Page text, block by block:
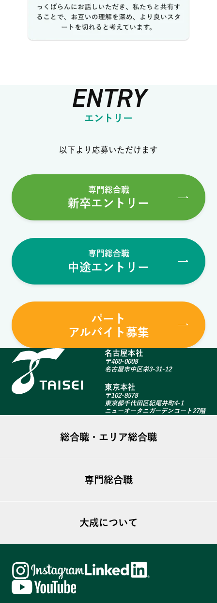
ENTRY
エントリー
以下より応募いただけます
専門総合職
新卒エントリー
専門総合職
中途エントリー
パート
アルバイト募集
名古屋本社
〒460-0008
名古屋市中区栄3-31-12
東京本社
〒102-8578
東京都千代田区紀尾井町4-1
ニューオータニガーデンコート27階
総合職・エリア総合職
募集について
- 不動産営業部
- 企画部広報課
専門総合職
募集について
大成で働く
- クリーンマネジメント(ビル)
- クリーンマネジメント(ホテル)
大成について
大成のビジョン